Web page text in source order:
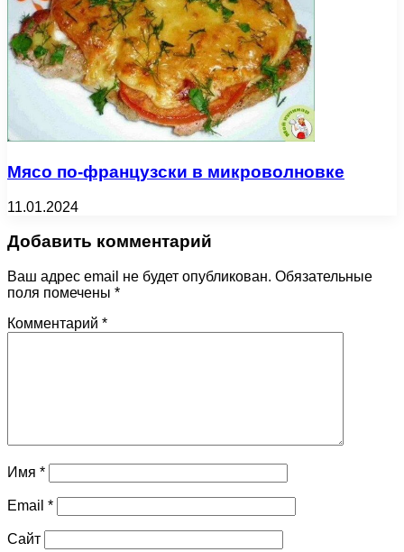
Мясо по-французски в микроволновке
11.01.2024
Добавить комментарий
Ваш адрес email не будет опубликован. Обязательные
поля помечены *
Комментарий *
Имя *
Email *
Сайт